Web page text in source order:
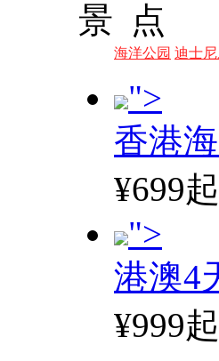
景 点
海洋公园 迪士尼
">
香港
¥699起
">
港澳4
¥999起